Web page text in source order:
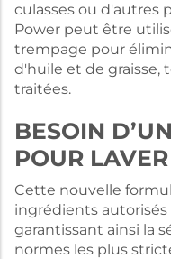
culasses ou d'autres
Power peut être
trempage pour
d'huile et de graisse,
traitées.
BESOIN
POUR
Cette nouvelle
ingrédients
garantissant ainsi la
normes les plus